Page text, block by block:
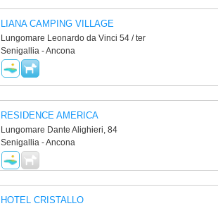
LIANA CAMPING VILLAGE
Lungomare Leonardo da Vinci 54 / ter
Senigallia - Ancona
RESIDENCE AMERICA
Lungomare Dante Alighieri, 84
Senigallia - Ancona
HOTEL CRISTALLO